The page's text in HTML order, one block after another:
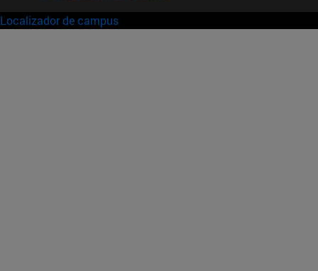
Localizador de campus